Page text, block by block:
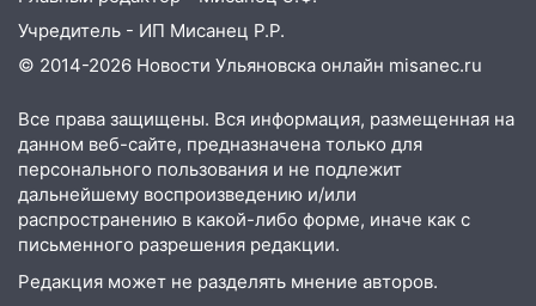
пассажира»
13:20 В Ульяновске за один день
подростка в сквере
13:01 В Димитровграде мужчина
выбросил из машины страйкбольную
гранату: его задержали
12:34 На Ульяновскую область
надвигается сильнейшая непогода: град
Учредитель - ИП Мисанец Р.Р.
© 2014-2026 Новости Ульяновска онлайн misanec.ru
Все права защищены. Вся информация, размещенная на
данном веб-сайте, предназначена только для
персонального пользования и не подлежит
дальнейшему воспроизведению и/или
распространению в какой-либо форме, иначе как с
письменного разрешения редакции.
Редакция может не разделять мнение авторов.